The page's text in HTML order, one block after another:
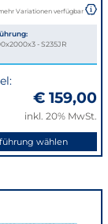
Variationen verfügbar
- S235JR
€ 159,00
inkl. 20% MwSt.
wählen